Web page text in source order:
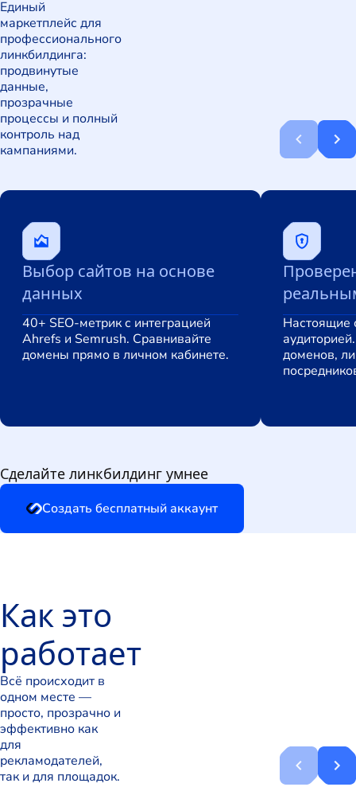
Единый
маркетплейс для
профессионального
линкбилдинга:
продвинутые
данные,
прозрачные
процессы и полный
контроль над
кампаниями.
Выбор сайтов на основе
данных
40+ SEO-метрик с интеграцией
Ahrefs и Semrush. Сравнивайте
домены прямо в личном кабинете.
Настоящие
доменов,
Сделайте линкбилдинг умнее
Создать бесплатный аккаунт
Как это
работает
Всё происходит в
одном месте —
просто, прозрачно и
эффективно как
для
рекламодателей,
так и для площадок.